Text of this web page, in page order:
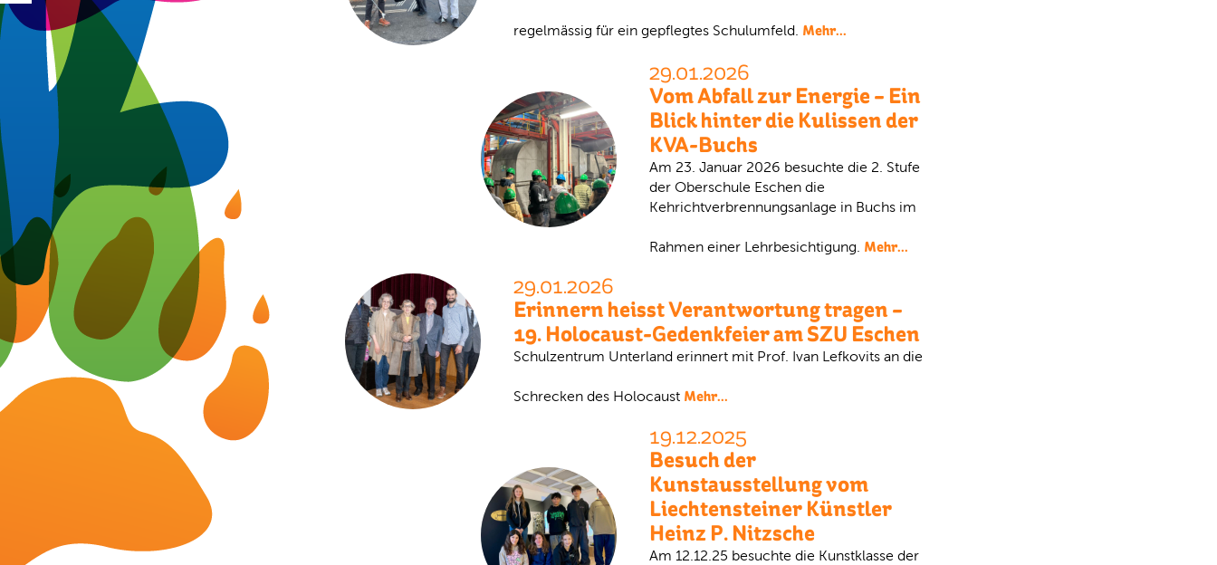
regelmässig für ein gepflegtes Schulumfeld. Mehr...
29.01.2026
Vom Abfall zur Energie – Ein
Blick hinter die Kulissen der
KVA-Buchs
Am 23. Januar 2026 besuchte die 2. Stufe
der Oberschule Eschen die
Kehrichtverbrennungsanlage in Buchs im
Rahmen einer Lehrbesichtigung. Mehr...
29.01.2026
Erinnern heisst Verantwortung tragen –
19. Holocaust-Gedenkfeier am SZU Eschen
Schulzentrum Unterland erinnert mit Prof. Ivan Lefkovits an die
Schrecken des Holocaust Mehr...
19.12.2025
Besuch der
Kunstausstellung vom
Liechtensteiner Künstler
Heinz P. Nitzsche
Am 12.12.25 besuchte die Kunstklasse der